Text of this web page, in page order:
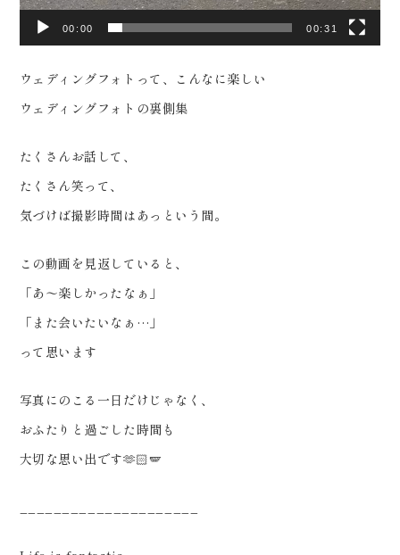
00:00 00:31
ウェディングフォトって、こんなに楽しい
ウェディングフォトの裏側集
たくさんお話して、
たくさん笑って、
気づけば撮影時間はあっという間。
この動画を見返していると、
「あ〜楽しかったなぁ」
「また会いたいなぁ…」
って思います️
写真にのこる一日だけじゃなく、
おふたりと過ごした時間も
大切な思い出です🫶🏻🪽